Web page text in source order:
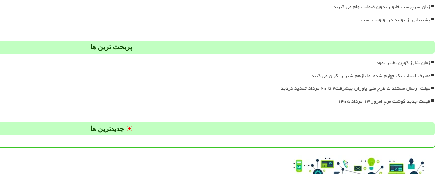
زنان سرپرست خانوار بدون ضمانت وام می گیرند
پشتیبانی از تولید در اولویت است
پربحث ترین ها
زمان شارژ کوپن تغییر نمود
مصرف لبنیات یک چهارم شده اما بازهم شیر را گران می کنند
مهلت ارسال مستندات طرح ملی یاوران پیشرفت۲ تا ۲۰ مرداد تمدید گردید
قیمت جدید گوشت مرغ امروز ۱۳ مرداد ۱۴۰۵
جدیدترین ها